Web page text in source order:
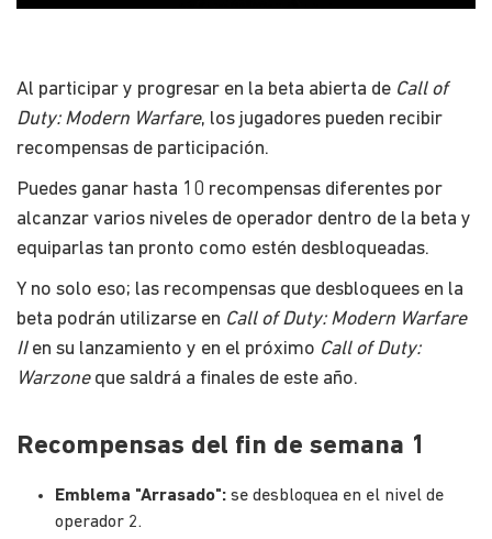
Al participar y progresar en la beta abierta de Call of
Duty: Modern Warfare, los jugadores pueden recibir
recompensas de participación.
Puedes ganar hasta 10 recompensas diferentes por
alcanzar varios niveles de operador dentro de la beta y
equiparlas tan pronto como estén desbloqueadas.
Y no solo eso; las recompensas que desbloquees en la
beta podrán utilizarse en Call of Duty: Modern Warfare
IIen su lanzamiento y en el próximo Call of Duty:
Warzoneque saldrá a finales de este año.
Recompensas del fin de semana 1
Emblema "Arrasado": se desbloquea en el nivel de
operador 2.